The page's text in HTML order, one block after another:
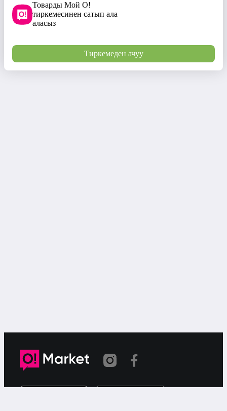
Товарды Мой О!
тиркемесинен сатып ала
аласыз
Тиркемеден ачуу